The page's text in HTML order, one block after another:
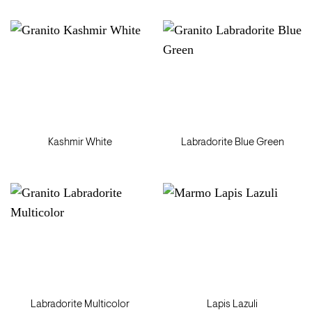
Kashmir White Labradorite Blue Green
Labradorite Multicolor Lapis Lazuli